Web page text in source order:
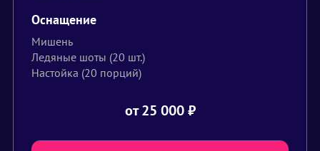
Оснащение
Мишень
Ледяные шоты (20 шт.)
Настойка (20 порций)
от 25 000₽